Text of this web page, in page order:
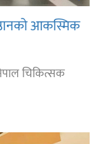
आकस्मिक
नेपाल चिकित्सक